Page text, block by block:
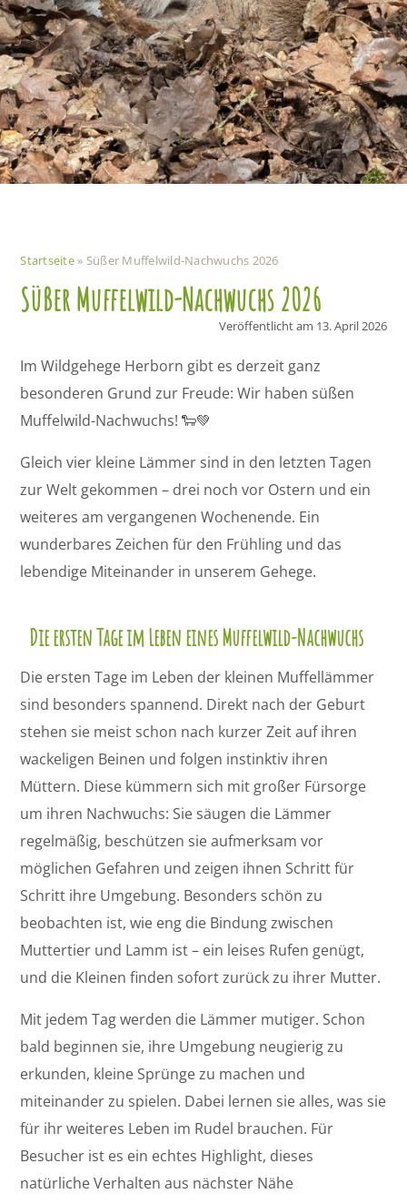
Startseite» Süßer Muffelwild-Nachwuchs 2026
Süßer Muffelwild-Nachwuchs 2026
Veröffentlicht am 13. April 2026
Im Wildgehege Herborn gibt es derzeit ganz
besonderen Grund zur Freude: Wir haben süßen
Muffelwild-Nachwuchs! 🐑💚
Gleich vier kleine Lämmer sind in den letzten Tagen
zur Welt gekommen – drei noch vor Ostern und ein
weiteres am vergangenen Wochenende. Ein
wunderbares Zeichen für den Frühling und das
lebendige Miteinander in unserem Gehege.
Die ersten Tage im Leben eines Muffelwild-Nachwuchs
Die ersten Tage im Leben der kleinen Muffellämmer
sind besonders spannend. Direkt nach der Geburt
stehen sie meist schon nach kurzer Zeit auf ihren
wackeligen Beinen und folgen instinktiv ihren
Müttern. Diese kümmern sich mit großer Fürsorge
um ihren Nachwuchs: Sie säugen die Lämmer
regelmäßig, beschützen sie aufmerksam vor
möglichen Gefahren und zeigen ihnen Schritt für
Schritt ihre Umgebung. Besonders schön zu
beobachten ist, wie eng die Bindung zwischen
Muttertier und Lamm ist – ein leises Rufen genügt,
und die Kleinen finden sofort zurück zu ihrer Mutter.
Mit jedem Tag werden die Lämmer mutiger. Schon
bald beginnen sie, ihre Umgebung neugierig zu
erkunden, kleine Sprünge zu machen und
miteinander zu spielen. Dabei lernen sie alles, was sie
für ihr weiteres Leben im Rudel brauchen. Für
Besucher ist es ein echtes Highlight, dieses
natürliche Verhalten aus nächster Nähe